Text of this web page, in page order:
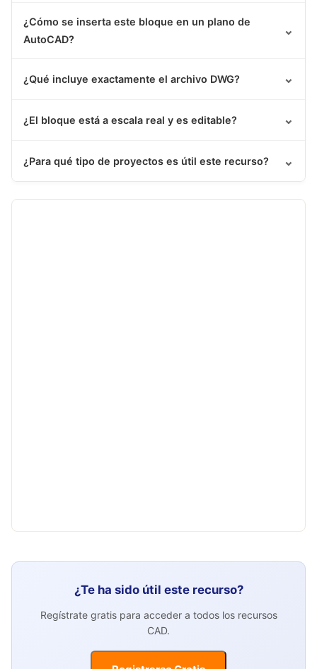
¿Cómo se inserta este bloque en un plano de
AutoCAD?
⌄
¿Qué incluye exactamente el archivo DWG? ⌄
¿El bloque está a escala real y es editable? ⌄
¿Para qué tipo de proyectos es útil este recurso? ⌄
¿Te ha sido útil este recurso?
Regístrate gratis para acceder a todos los recursos
CAD.